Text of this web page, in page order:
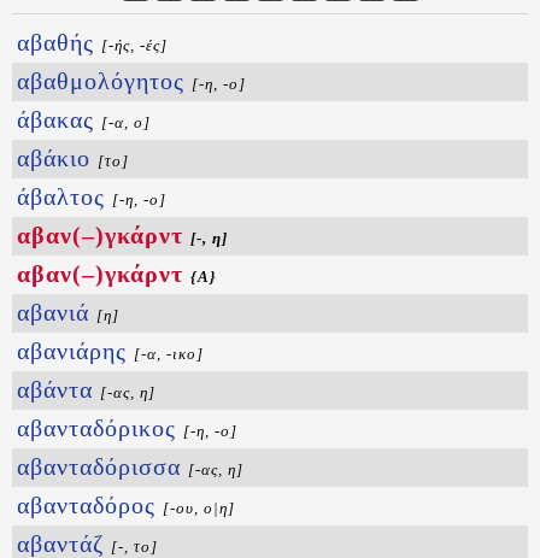
αβαθής [-ής, -ές]
αβαθμολόγητος [-η, -ο]
άβακας [-α, ο]
αβάκιο [το]
άβαλτος [-η, -ο]
αβαν(–)γκάρντ [-, η]
αβαν(–)γκάρντ {A}
αβανιά [η]
αβανιάρης [-α, -ικο]
αβάντα [-ας, η]
αβανταδόρικος [-η, -ο]
αβανταδόρισσα [-ας, η]
αβανταδόρος [-ου, ο|η]
αβαντάζ [-, το]